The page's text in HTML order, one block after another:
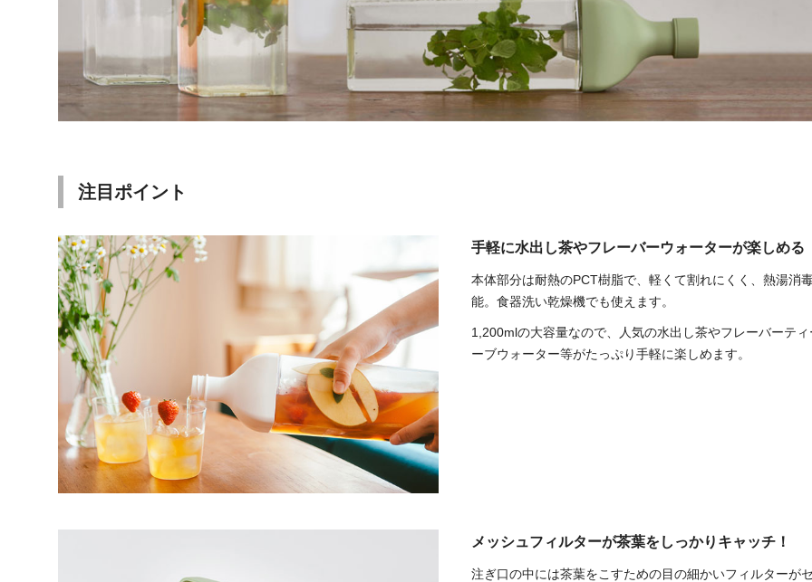
注目ポイント
手軽に水出し茶やフレーバーウォーターが楽しめる
本体部分は耐熱のPCT樹脂で、軽くて割れにくく、熱湯消
能。食器洗い乾燥機でも使えます。
1,200mlの大容量なので、人気の水出し茶やフレーバーティ
ーブウォーター等がたっぷり手軽に楽しめます。
メッシュフィルターが茶葉をしっかりキャッチ！
注ぎ口の中には茶葉をこすための目の細かいフィルターが